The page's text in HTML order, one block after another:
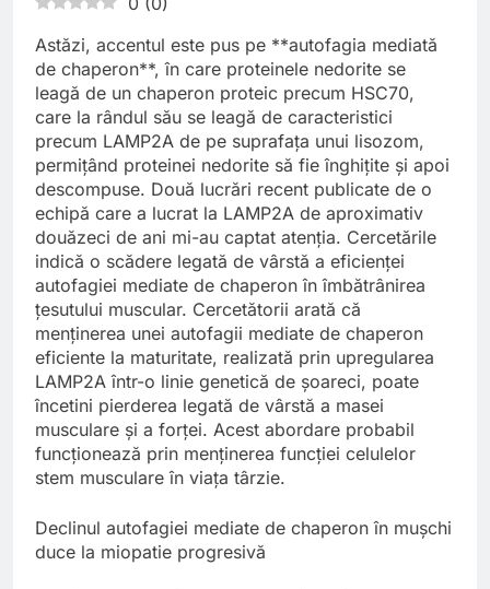
Astăzi, accentul este pus pe **autofagia mediată
de chaperon**, în care proteinele nedorite se
leagă de un chaperon proteic precum HSC70,
care la rândul său se leagă de caracteristici
precum LAMP2A de pe suprafața unui lisozom,
permițând proteinei nedorite să fie înghițite și apoi
descompuse. Două lucrări recent publicate de o
echipă care a lucrat la LAMP2A de aproximativ
douăzeci de ani mi-au captat atenția. Cercetările
indică o scădere legată de vârstă a eficienței
autofagiei mediate de chaperon în îmbătrânirea
țesutului muscular. Cercetătorii arată că
menținerea unei autofagii mediate de chaperon
eficiente la maturitate, realizată prin upregularea
LAMP2A într-o linie genetică de șoareci, poate
încetini pierderea legată de vârstă a masei
musculare și a forței. Acest abordare probabil
funcționează prin menținerea funcției celulelor
stem musculare în viața târzie.
Declinul autofagiei mediate de chaperon în mușchi
duce la miopatie progresivă